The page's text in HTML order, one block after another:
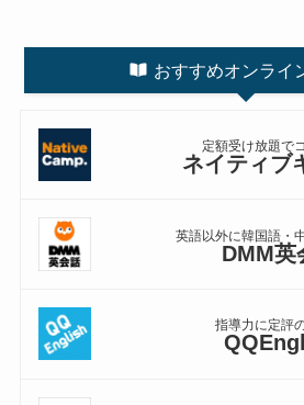
おすすめオンライ
定額受け放題で
ネイティブ
英語以外に韓国語・
DMM英
指導力に定評